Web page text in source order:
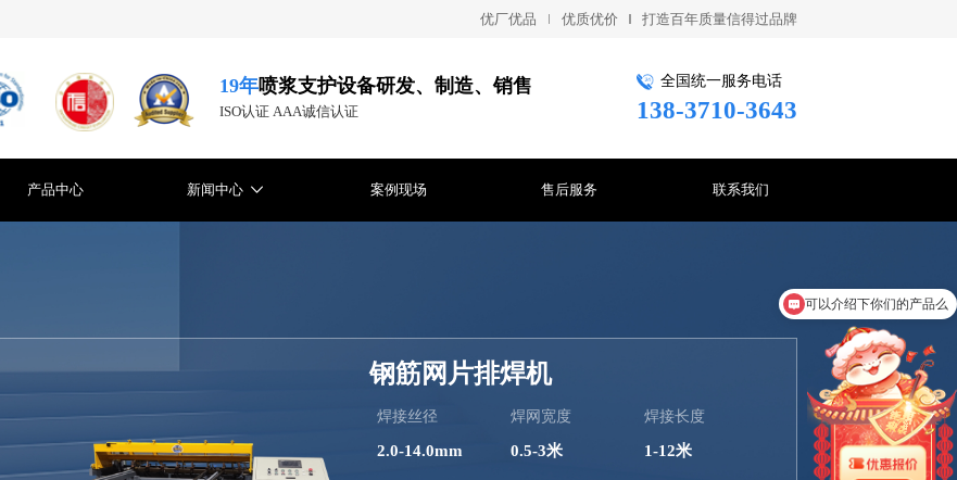
优厂优品 优质优价 打造百年质量信得过品牌
19年喷浆支护设备研发、制造、销售
ISO认证 AAA诚信认证
全国统一服务电话
138-3710-3643
产品中心 新闻中心 案例现场 售后服务 联系我们
钢筋网片排焊机
焊接丝径
2.0-14.0mm
焊网宽度
0.5-3米
焊接长度
1-12米
你们是怎么收费的呢